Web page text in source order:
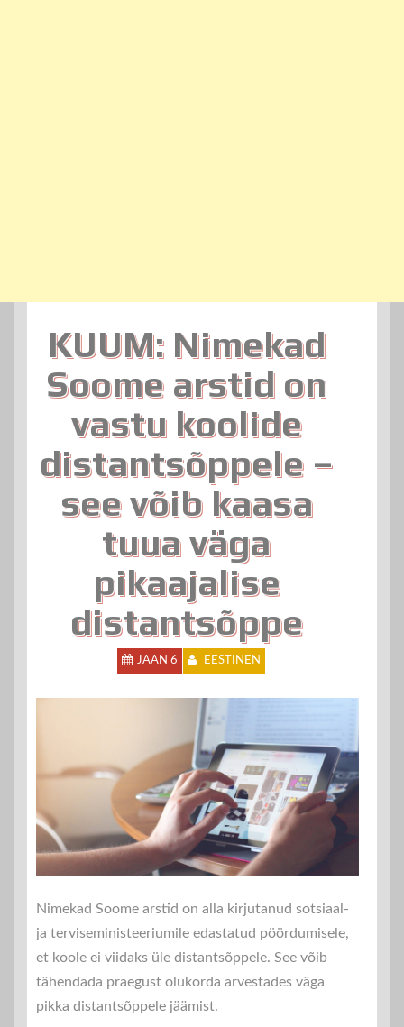
KUUM: Nimekad
Soome arstid on
vastu koolide
distantsõppele –
see võib kaasa
tuua väga
pikaajalise
distantsõppe
JAAN 6 EESTINEN
Nimekad Soome arstid on alla kirjutanud sotsiaal-
ja terviseministeeriumile edastatud pöördumisele,
et koole ei viidaks üle distantsõppele. See võib
tähendada praegust olukorda arvestades väga
pikka distantsõppele jäämist.